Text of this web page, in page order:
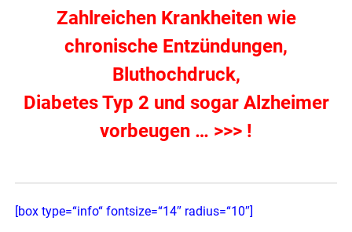
Zahlreichen Krankheiten wie
chronische Entzündungen,
Bluthochdruck,
Diabetes Typ 2 und sogar Alzheimer
vorbeugen … >>> !
[box type=“info“ fontsize=“14″ radius=“10″]